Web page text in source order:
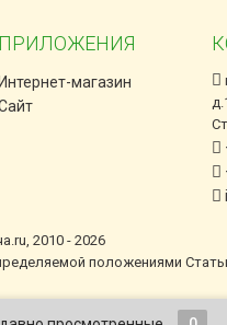
ПРИЛОЖЕНИЯ
Интернет-магазин
2010 - 2026
положениями